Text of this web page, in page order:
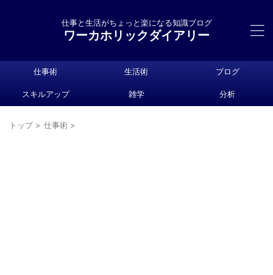
仕事と生活がちょっと楽になる知識ブログ
ワーカホリックダイアリー
仕事術 生活術 ブログ
スキルアップ 雑学 分析
トップ > 仕事術 >